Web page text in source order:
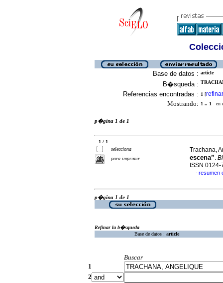
Base de datos : article
B�squeda :
Referencias encontradas : 1 [refinar
Mostrando: 1 .. 1 en
p�gina 1 de 1
1 / 1
selecciona
para imprimir
Trachana,
escena”.
ISSN 0124-
· resumen
p�gina 1 de 1
Refinar la b�squeda
Base de datos : article
Buscar
1
2